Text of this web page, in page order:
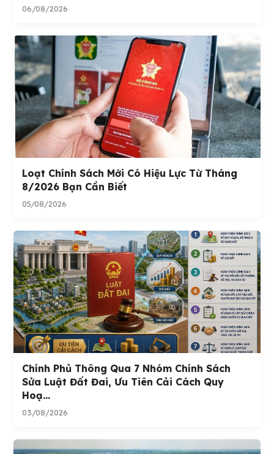
06/08/2026
Loạt Chính Sách Mới Có Hiệu Lực Từ Tháng
8/2026 Bạn Cần Biết
05/08/2026
Chính Phủ Thông Qua 7 Nhóm Chính Sách
Sửa Luật Đất Đai, Ưu Tiên Cải Cách Quy
Hoạ...
03/08/2026